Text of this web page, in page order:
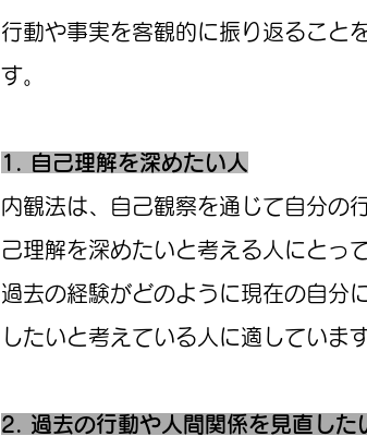
行動や事実を客観的に振り返ること
す。
1. 自己理解を深めたい人
内観法は、自己観察を通じて自分の
己理解を深めたいと考える人にとっ
過去の経験がどのように現在の自分
したいと考えている人に適しています
2. 過去の行動や人間関係を見直した